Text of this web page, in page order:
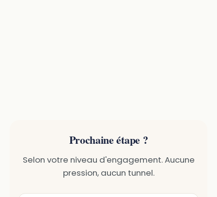
Prochaine étape ?
Selon votre niveau d'engagement. Aucune
pression, aucun tunnel.